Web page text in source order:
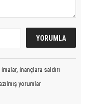
inançlara saldırı
yorumlar